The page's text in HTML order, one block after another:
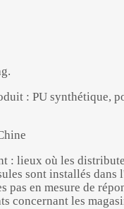
: PU synthétique,
: lieux où les
sont installés dans
pas en mesure de
concernant les